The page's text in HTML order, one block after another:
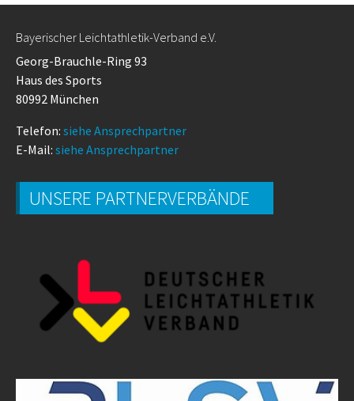
Bayerischer Leichtathletik-Verband e.V.
Georg-Brauchle-Ring 93
Haus des Sports
80992 München
Telefon: siehe Ansprechpartner
E-Mail: siehe Ansprechpartner
UNSERE PARTNERVERBÄNDE